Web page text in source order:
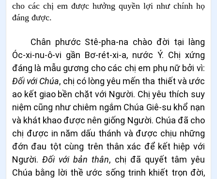
cho các chị em được hưởng quyền lợi như chính họ
đáng được.
Chân phước Stê-pha-na chào đời tại làng
Óc-xi-nu-ô-vi gần Bơ-rét-xi-a, nước Ý. Chị xứng
đáng là mẫu gương cho các chị em phụ nữ bởi vì:
Đối với Chúa, chị có lòng yêu mến tha thiết và ước
ao kết giao bền chặt với Người. Chị yêu thích suy
niệm cũng như chiêm ngắm Chúa Giê-su khổ nạn
và khát khao được nên giống Người. Chúa đã cho
chị được in năm dấu thánh và được chịu những
đớn đau tột cùng trên thân xác để kết hiệp với
Người.Đối với bản thân, chị đã quyết tâm yêu
Chúa bằng lời thề ước sống trinh khiết trọn đời,